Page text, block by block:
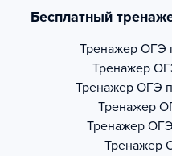
Бесплатный
Тренажер ОГЭ
Тренажер
Тренажер ОГЭ
Тренажер
Тренажер
Тренажер